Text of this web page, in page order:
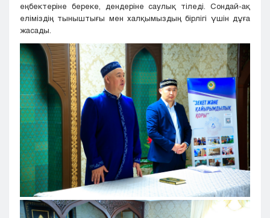
еңбектеріне береке, дендеріне саулық тіледі. Сондай-ақ
еліміздің тыныштығы мен халқымыздың бірлігі үшін дұға
жасады.